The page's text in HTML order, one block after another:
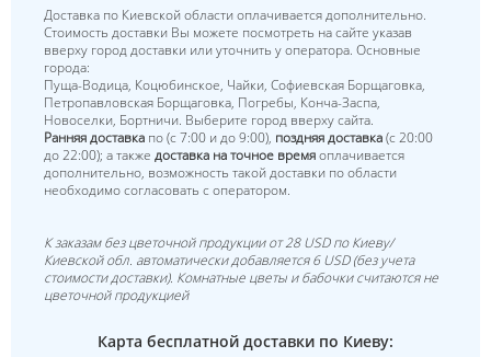
Доставка по Киевской области оплачивается дополнительно.
Стоимость доставки Вы можете посмотреть на сайте указав
вверху город доставки или уточнить у оператора. Основные
города:
Пуща-Водица, Коцюбинское, Чайки, Софиевская Борщаговка,
Петропавловская Борщаговка, Погребы, Конча-Заспа,
Новоселки, Бортничи. Выберите город вверху сайта.
Ранняя доставка по (с 7:00 и до 9:00), поздняя доставка(с 20:00
до 22:00); а такжедоставка на точное времяоплачивается
дополнительно, возможность такой доставки по области
необходимо согласовать с оператором.
К заказам без цветочной продукции от 28 USD по Киеву/
Киевской обл. автоматически добавляется 6 USD (без учета
стоимости доставки). Комнатные цветы и бабочки считаются не
цветочной продукцией
Карта бесплатной доставки по Киеву: